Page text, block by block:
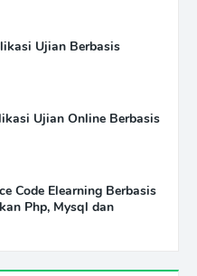
Ujian Berbasis
Ujian Online Berbasis
Code Elearning Berbasis
Php, Mysql dan